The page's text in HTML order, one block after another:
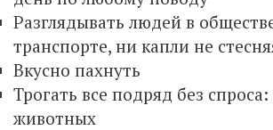
Разглядывать людей в
транспорте, ни капли не
Вкусно пахнуть
Трогать все подряд без
животных